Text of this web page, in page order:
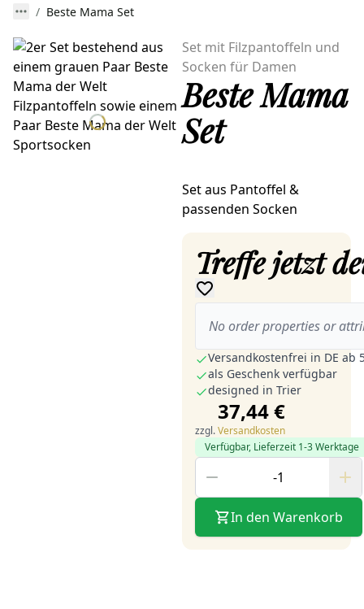
Beste Mama Set
Set mit Filzpantoffeln und
Socken für Damen
Beste Mama
Set
Set aus Pantoffel &
passenden Socken
Treffe jetzt
No order properties or
Versandkostenfrei in DE ab
als Geschenk verfügbar
designed in Trier
37,44 €
zzgl.Versandkosten
Verfügbar, Lieferzeit 1-3 Werktage
In den Warenkorb